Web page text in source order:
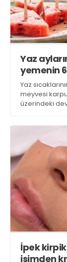
Yaz
yemenin 6
Yaz
meyvesi
üzerindeki
açıkladığı
İpek
isimden